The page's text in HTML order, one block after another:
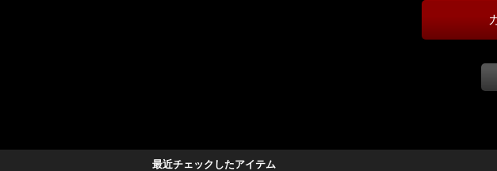
最近チェックしたアイテム